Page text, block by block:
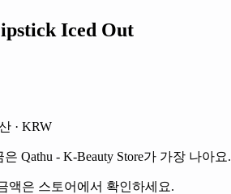
Iced Out
· KRW
Qathu - K-Beauty Store가 가장 나아요.
액은 스토어에서 확인하세요.